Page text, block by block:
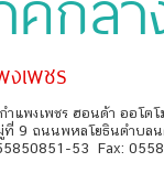
เพชร
ำแพงเพชร ฮอนด้า ออโต
9 ถนนพหลโยธินตำบลน
53 Fax: